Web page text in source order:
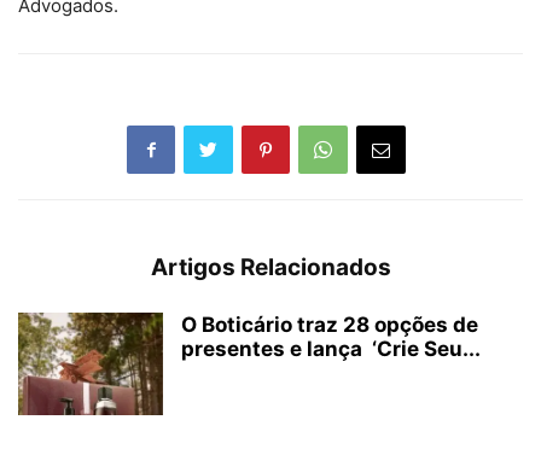
Advogados.
Artigos Relacionados
O Boticário traz 28 opções de
presentes e lança ‘Crie Seu...